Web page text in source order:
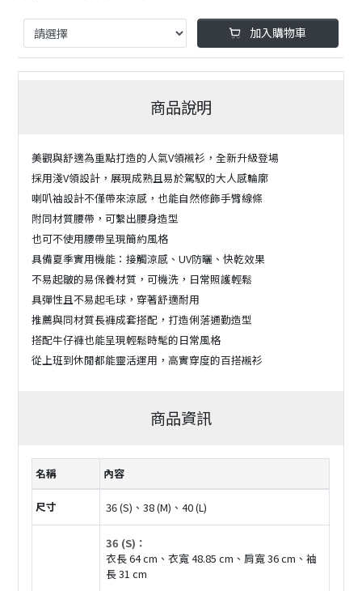
加入購物車
商品說明
美觀與舒適為重點打造的人氣V領襯衫，全新升級登場
採用淺V領設計，展現成熟且易於駕馭的大人感輪廓
喇叭袖設計不僅帶來涼感，也能自然修飾手臂線條
附同材質腰帶，可繫出腰身造型
也可不使用腰帶呈現簡約風格
具備夏季實用機能：接觸涼感、UV防曬、快乾效果
不易起皺的易保養材質，可機洗，日常照護輕鬆
具彈性且不易起毛球，穿著舒適耐用
推薦與同材質長褲成套搭配，打造俐落通勤造型
搭配牛仔褲也能呈現輕鬆時髦的日常風格
從上班到休閒都能靈活運用，高實穿度的百搭襯衫
商品資訊
名稱 內容
尺寸 36 (S)、38 (M)、40 (L)
36 (S)：
衣長 64 cm、衣寬 48.85 cm、肩寬 36 cm、袖
長 31 cm